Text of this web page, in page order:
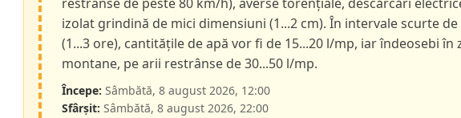
izolat grindină de mici dimensiuni (1...2 cm). În intervale scurte
(1...3 ore), cantitățile de apă vor fi de 15...20 l/mp, iar îndeosebi în
montane, pe arii restrânse de 30...50 l/mp.
Începe: Sâmbătă, 8 august 2026, 12:00
Sfârșit: Sâmbătă, 8 august 2026, 22:00